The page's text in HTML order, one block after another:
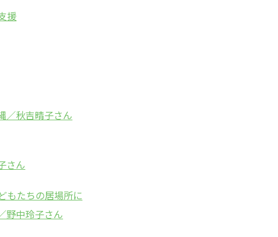
援
／秋吉晴子さん
さん
もたちの居場所に
野中玲子さん